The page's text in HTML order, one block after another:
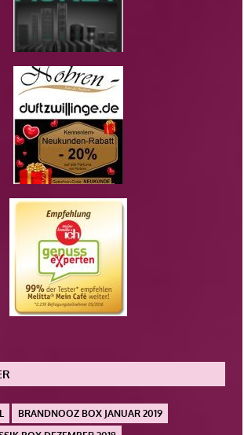
BRANDNOOZ BOX JANUAR 2019